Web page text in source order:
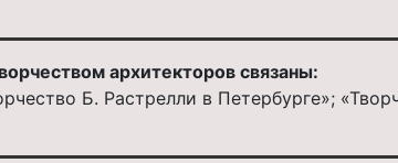
архитекторов связаны:
Б. Растрелли в Петербурге»;